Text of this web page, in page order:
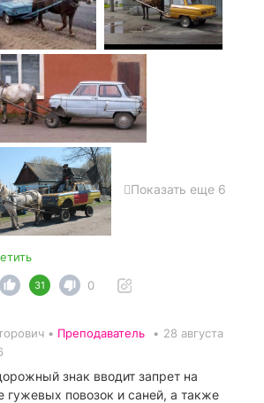
Показать еще 6
31 0
• Преподаватель • 28 августа
знак вводит запрет на
гужевых повозок и саней, а также